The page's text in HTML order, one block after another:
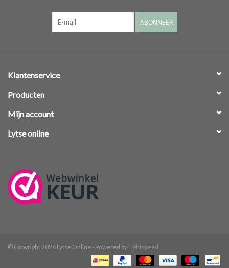
ABONNEER
Klantenservice
Producten
Mijn account
Lytse online
© Copyright 2026 Lytse Online - Powered by Lightspeed